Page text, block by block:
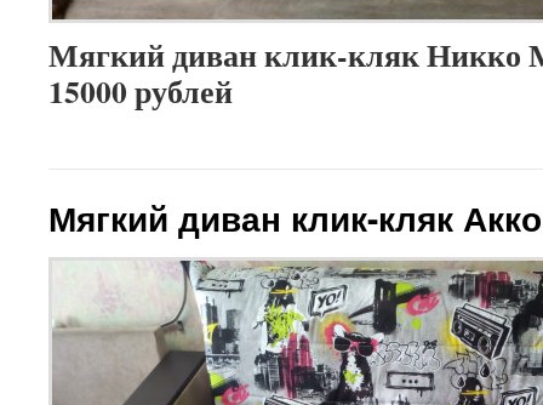
Мягкий диван клик-кляк Никко
15000 рублей
Мягкий диван клик-кляк